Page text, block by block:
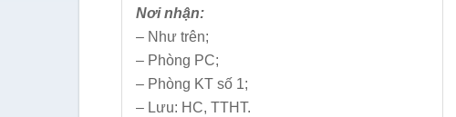
Nơi nhận:
– Như trên;
– Phòng PC;
– Phòng KT số 1;
– Lưu: HC, TTHT.